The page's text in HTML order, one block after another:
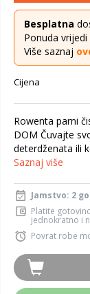
Besplatna
Ponuda
Više saznaj
Cijena
Rowenta parni
DOM Čuvajte
deterdženata ili
Saznaj više
Jamstvo: 2
Platite
jednokratno i
Povrat robe